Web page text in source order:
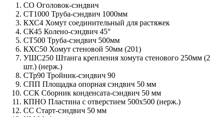
СО Оголовок-сэндвич
СТ1000 Труба-сэндвич 1000мм
КХС4 Хомут соединительный для растяжек
СК45 Колено-сэндвич 45°
СТ500 Труба-сэндвич 500мм
КХС50 Хомут стеновой 50мм (201)
УШС250 Штанга крепления хомута стенового 250мм (2
шт.) (нерж.)
СТр90 Тройник-сэндвич 90
СПП Площадка опорная сэндвич 50 мм
ССК Сборник конденсата-сэндвич 50 мм
КПНО Пластина с отверстием 500х500 (нерж.)
СС Старт-сэндвич 50 мм